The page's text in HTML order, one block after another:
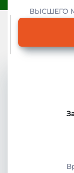
ВЫСШЕГО